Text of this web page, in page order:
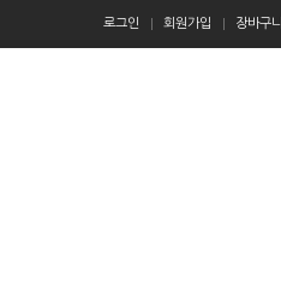
로그인 회원가입 장바구니